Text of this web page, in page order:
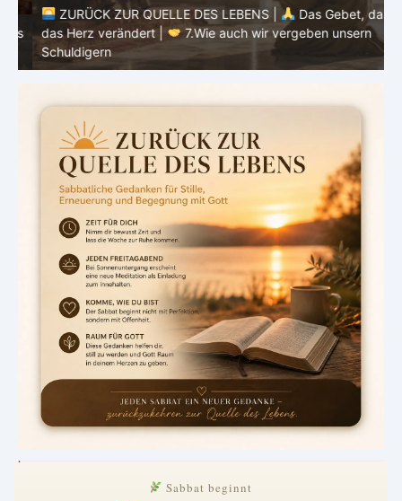
ZURÜCK ZUR QUELLE DES LEBENS |
Das Gebet, das
das Herz verändert |
7.Wie auch wir vergeben unsern
Schuldigern
.
Sabbat beginnt